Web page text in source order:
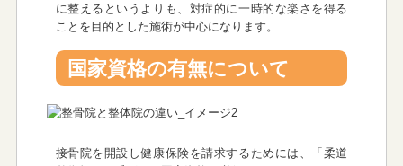
に整えるというよりも、対症的に一時的な楽さを得る
ことを目的とした施術が中心になります。
国家資格の有無について
接骨院を開設し健康保険を請求するためには、「柔道